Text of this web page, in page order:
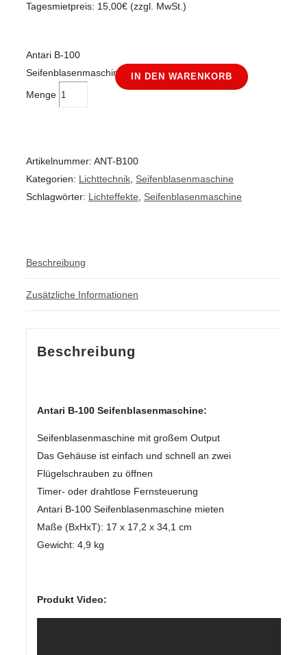
Tagesmietpreis: 15,00€ (zzgl. MwSt.)
Antari B-100
Seifenblasenmaschine
Menge
IN DEN WARENKORB
Artikelnummer: ANT-B100
Kategorien: Lichttechnik Seifenblasenmaschine
Schlagwörter: Lichteffekte Seifenblasenmaschine
Beschreibung
Zusätzliche Informationen
Beschreibung
Antari B-100 Seifenblasenmaschine:
Seifenblasenmaschine mit großem Output
Das Gehäuse ist einfach und schnell an zwei
Flügelschrauben zu öffnen
Timer- oder drahtlose Fernsteuerung
Antari B-100 Seifenblasenmaschine mieten
Maße (BxHxT): 17 x 17,2 x 34,1 cm
Gewicht: 4,9 kg
Produkt Video: